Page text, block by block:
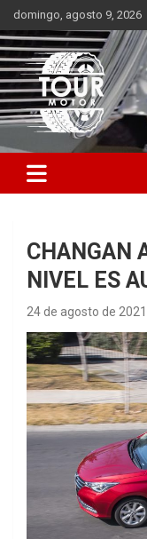
Saltar
al
contenido
domingo, agosto 9, 2026
Tour
Plataforma de
CHANGAN
NIVEL ES
24 de agosto de 2021